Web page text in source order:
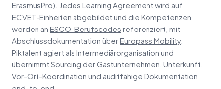
ErasmusPro). Jedes Learning Agreement wird auf
ECVET-Einheiten abgebildet und die Kompetenzen
werden an ESCO-Berufscodes referenziert, mit
Abschlussdokumentation überEuropass Mobility.
Piktalent agiert als Intermediärorganisation und
übernimmt Sourcing der Gastunternehmen, Unterkunft,
Vor-Ort-Koordination und auditfähige Dokumentation